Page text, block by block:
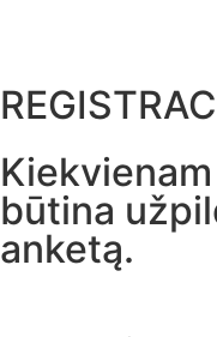
būtina
anketą.